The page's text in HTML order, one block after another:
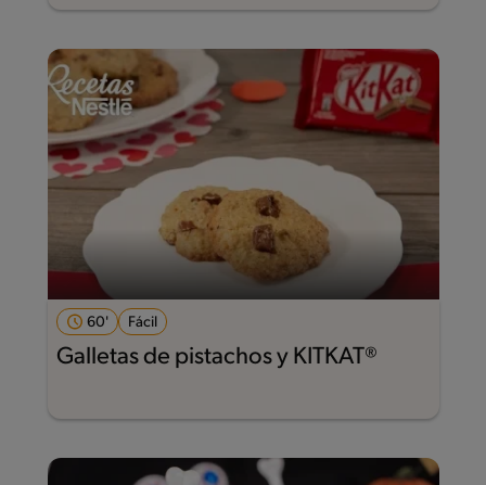
60' Fácil
Galletas de pistachos y KITKAT®